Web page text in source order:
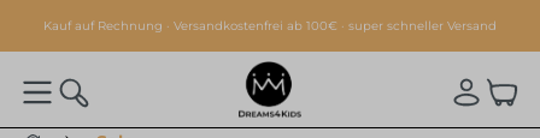
springen
Kauf auf Rechnung · Versandkostenfrei ab 100€ · super schneller Versand